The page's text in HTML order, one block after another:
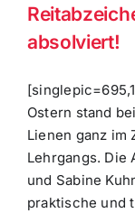
absolviert!
Ostern stand
Lienen ganz im
Lehrgangs. Die
und Sabine
praktische und